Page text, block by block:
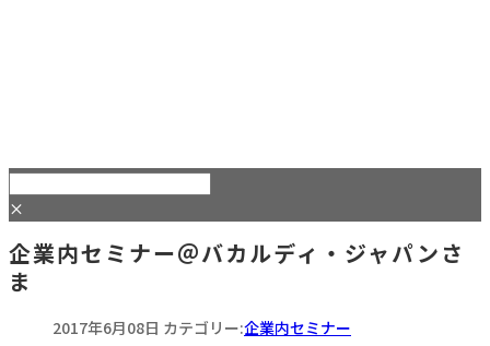
×
企業内セミナー＠バカルディ・ジャパンさ
ま
2017年6月08日 カテゴリー:企業内セミナー